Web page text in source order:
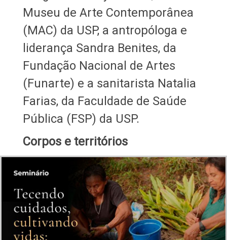
Museu de Arte Contemporânea
(MAC) da USP, a antropóloga e
liderança Sandra Benites, da
Fundação Nacional de Artes
(Funarte) e a sanitarista Natalia
Farias, da Faculdade de Saúde
Pública (FSP) da USP.
Corpos e territórios